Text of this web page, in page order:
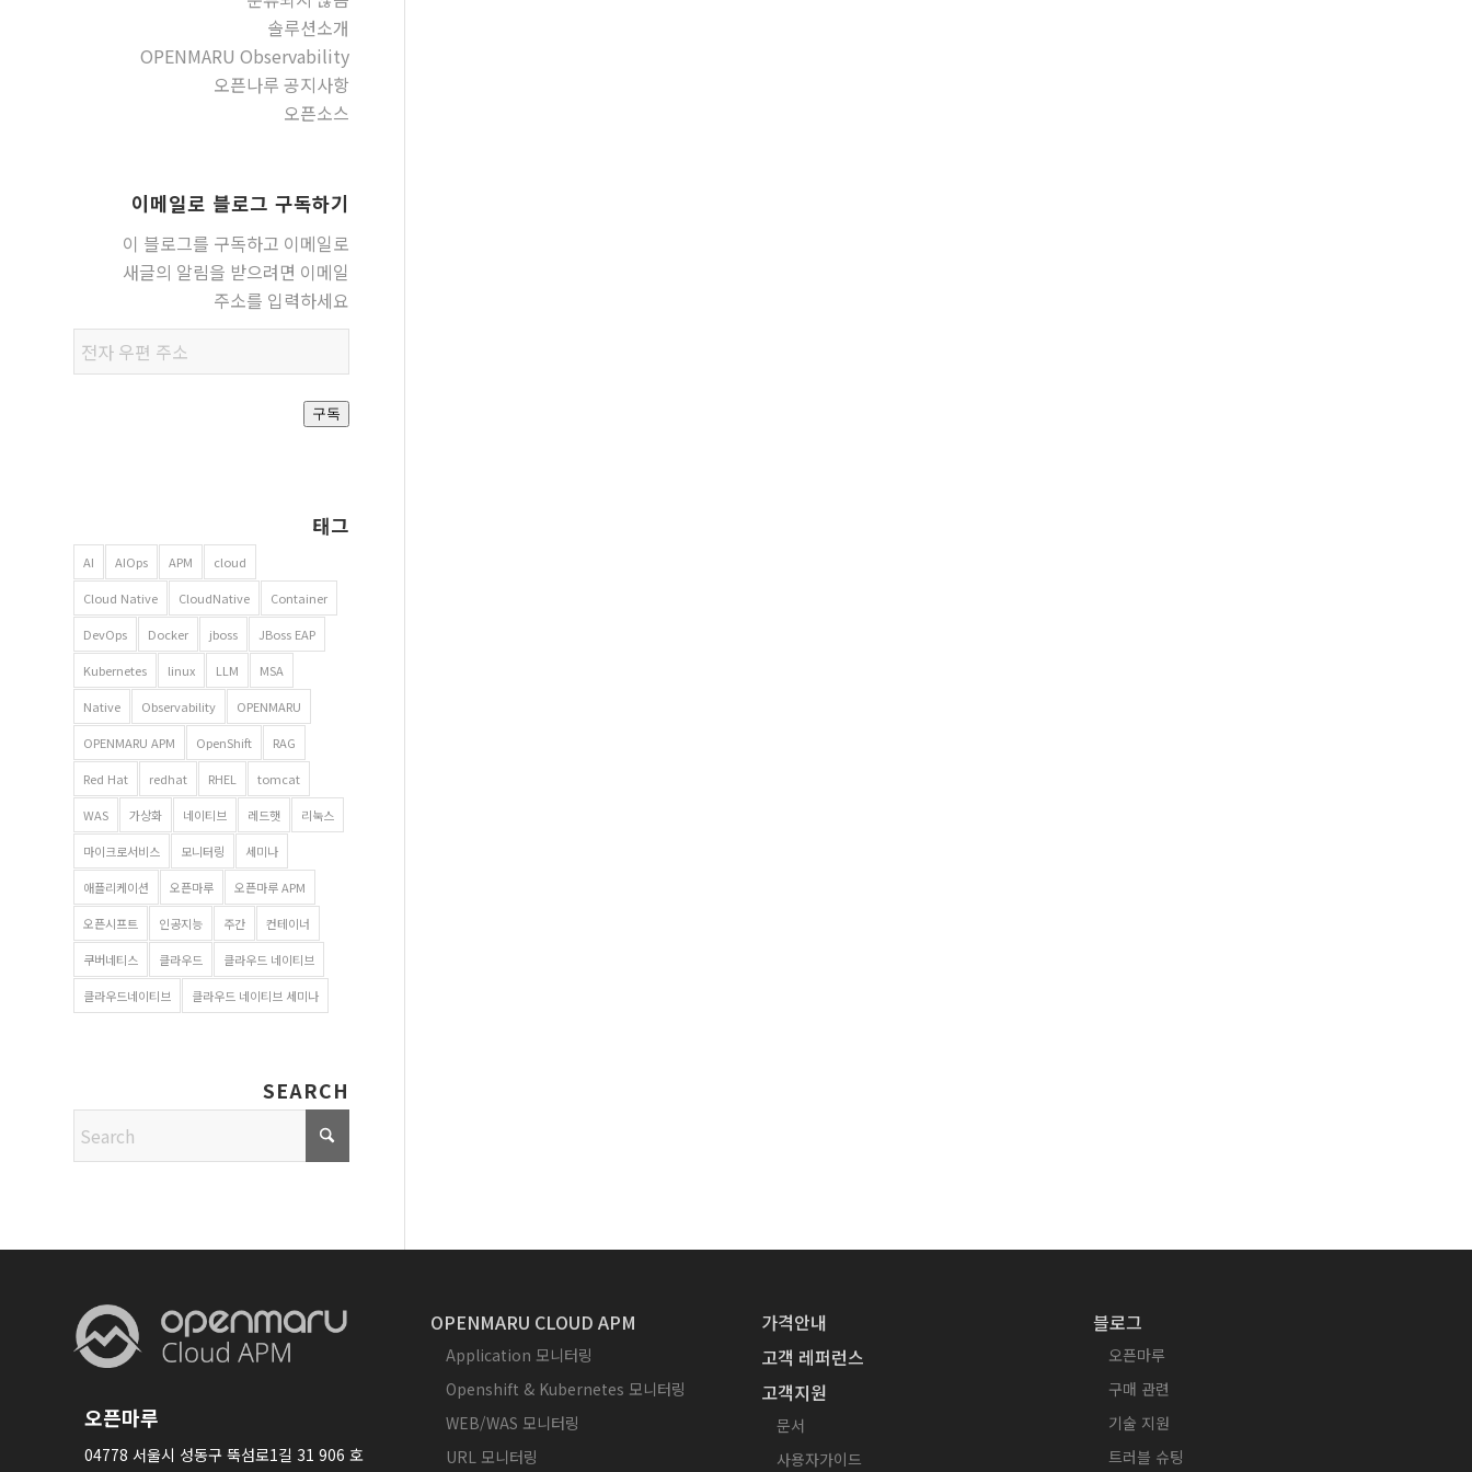
솔루션소개
OPENMARU Observability
오픈나루 공지사항
오픈소스
이메일로 블로그 구독하기
이 블로그를 구독하고 이메일로
새글의 알림을 받으려면 이메일
주소를 입력하세요
우편
주소
구독
태그
AI AIOps APM cloud
Cloud Native CloudNative Container
DevOps Docker jboss JBoss EAP
Kubernetes linux LLM MSA
Native Observability OPENMARU
OPENMARU APM OpenShift RAG
Red Hat redhat RHEL tomcat
WAS 가상화 네이티브 레드햇 리눅스
마이크로서비스 모니터링 세미나
애플리케이션 오픈마루 오픈마루 APM
오픈시프트 인공지능 주간 컨테이너
쿠버네티스 클라우드 클라우드 네이티브
클라우드네이티브 클라우드 네이티브 세미나
SEARCH
오픈마루
04778 서울시 성동구 뚝섬로1길 31 906 호
OPENMARU CLOUD APM
Application 모니터링
Openshift & Kubernetes 모니터링
WEB/WAS 모니터링
URL 모니터링
가격안내
고객 레퍼런스
고객지원
문서
사용자가이드
블로그
오픈마루
구매 관련
기술 지원
트러블 슈팅